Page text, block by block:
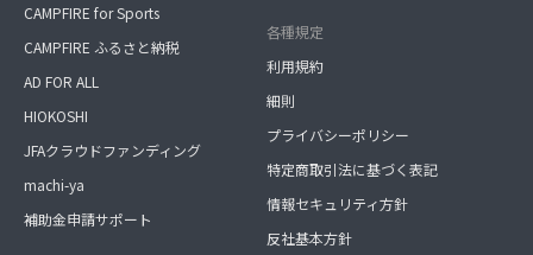
CAMPFIRE for Sports
CAMPFIRE ふるさと納税
AD FOR ALL
HIOKOSHI
JFAクラウドファンディング
machi-ya
補助金申請サポート
各種規定
利用規約
細則
プライバシーポリシー
特定商取引法に基づく表記
情報セキュリティ方針
反社基本方針